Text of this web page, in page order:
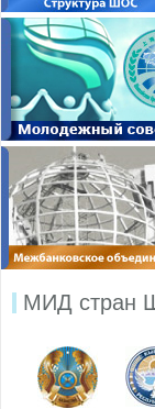
МИД стран